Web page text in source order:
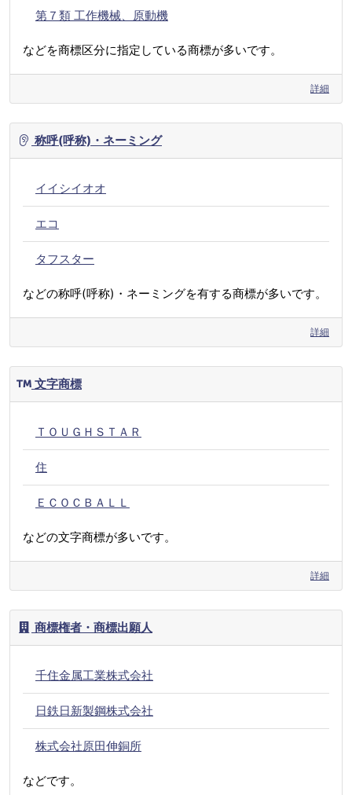
第７類 工作機械、原動機
などを商標区分に指定している商標が多いです。
詳細
称呼(呼称)・ネーミング
イイシイオオ
エコ
タフスター
などの称呼(呼称)・ネーミングを有する商標が多いです。
詳細
文字商標
ＴＯＵＧＨＳＴＡＲ
住
ＥＣＯＣＢＡＬＬ
などの文字商標が多いです。
詳細
商標権者・商標出願人
千住金属工業株式会社
日鉄日新製鋼株式会社
株式会社原田伸銅所
などです。